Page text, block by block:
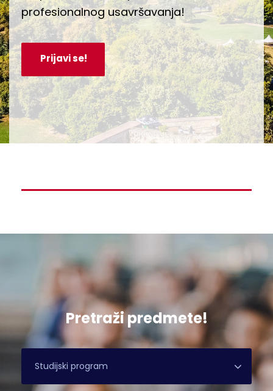
profesionalnog usavršavanja!
Prijavi se!
Pretraži predmete!